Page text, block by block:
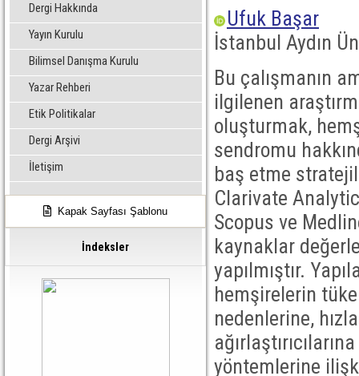
Dergi Hakkında
Yayın Kurulu
Bilimsel Danışma Kurulu
Yazar Rehberi
Etik Politikalar
Dergi Arşivi
İletişim
Kapak Sayfası Şablonu
İndeksler
Ufuk Başar
İstanbul Aydın
Bu çalışmanın
ilgilenen
oluşturmak,
sendromu
baş etme
Clarivate
Scopus ve
kaynaklar
yapılmıştır.
hemşirelerin
nedenlerine,
yöntemlerine